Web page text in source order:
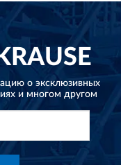
о эксклюзивных
и многом другом